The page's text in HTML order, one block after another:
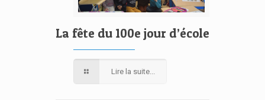
La fête du 100e jour d’école
Lire la suite...